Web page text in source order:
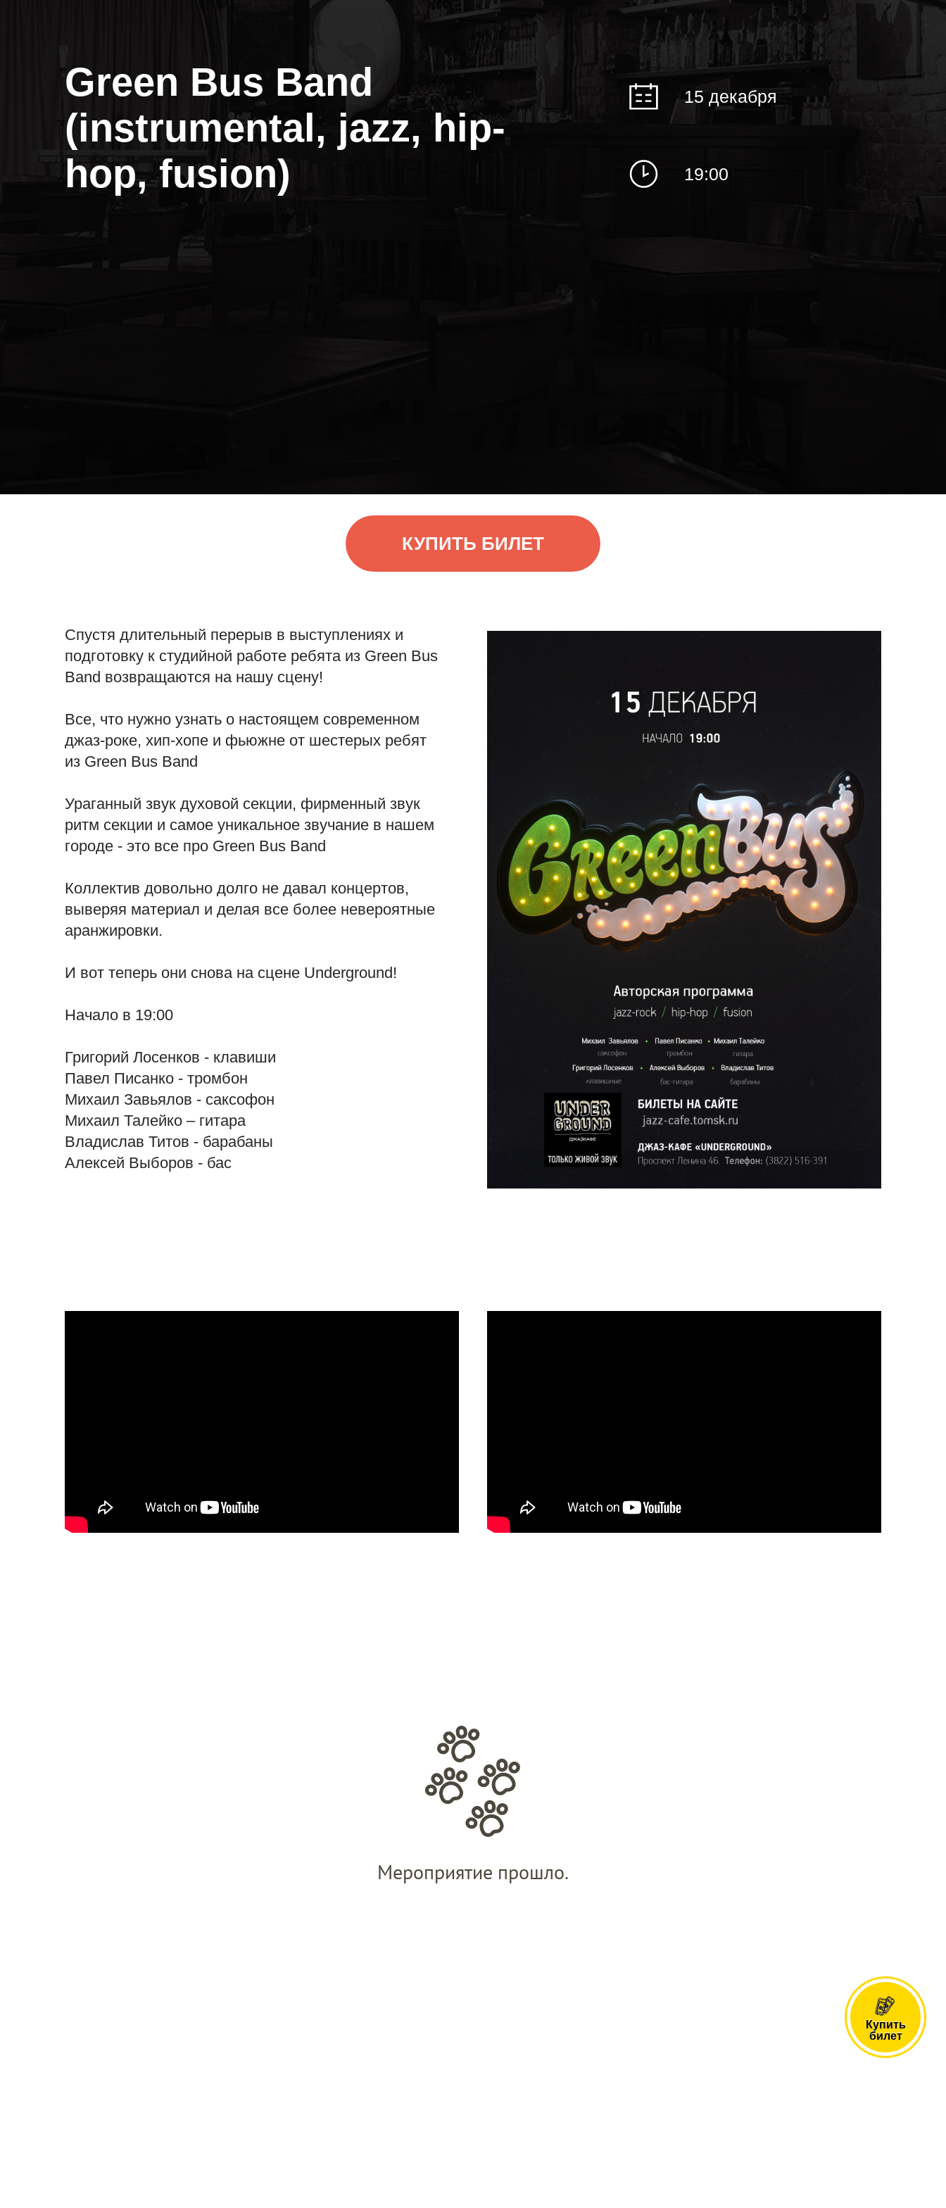
Green Bus Band
(instrumental, jazz, hip-
hop, fusion)
15 декабря
19:00
КУПИТЬ БИЛЕТ
Спустя длительный перерыв в выступлениях и
подготовку к студийной работе ребята из Green Bus
Band возвращаются на нашу сцену!
Все, что нужно узнать о настоящем современном
джаз-роке, хип-хопе и фьюжне от шестерых ребят
из Green Bus Band
Ураганный звук духовой секции, фирменный звук
ритм секции и самое уникальное звучание в нашем
городе - это все про Green Bus Band
Коллектив довольно долго не давал концертов,
выверяя материал и делая все более невероятные
аранжировки.
И вот теперь они снова на сцене Underground!
Начало в 19:00
Григорий Лосенков - клавиши
Павел Писанко - тромбон
Михаил Завьялов - саксофон
Михаил Талейко – гитара
Владислав Титов - барабаны
Алексей Выборов - бас
Купить
билет